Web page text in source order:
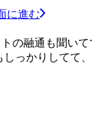
に進む
の融通も聞い
しっかりしてて